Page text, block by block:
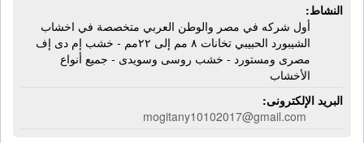
النشاط:
أول شركه في مصر والوطن العربي متخصصة في اخشاب
الشيبورد الحبيبي تخانات ٨ مم إلى ٢٢مم - خشب إم دى إف
مصرى ومستورد - خشب روسى وسويدى - جميع أنواع
الأخشاب
البريد الإلكترونى:
mogitany10102017@gmail.com